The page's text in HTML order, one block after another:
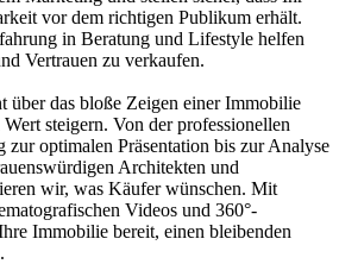
vor dem richtigen Publikum erhält.
in Beratung und Lifestyle helfen
Vertrauen zu verkaufen.
über das bloße Zeigen einer Immobilie
steigern. Von der professionellen
zur optimalen Präsentation bis zur Analyse
Architekten und
wir, was Käufer wünschen. Mit
Videos und 360°-
Immobilie bereit, einen bleibenden